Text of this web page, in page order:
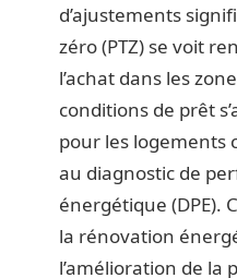
d’ajustements
zéro (PTZ) se voit
l’achat dans les
conditions de prêt
pour les logements
au diagnostic de
énergétique (DPE).
la rénovation
l’amélioration de la